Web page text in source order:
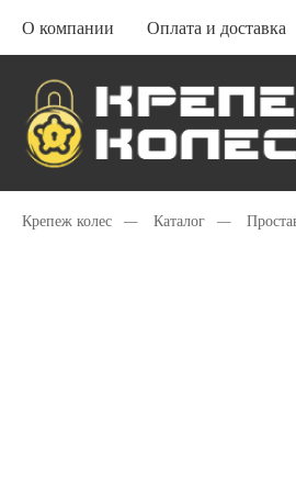
О компании Оплата и доставка
Крепеж колес — Каталог —